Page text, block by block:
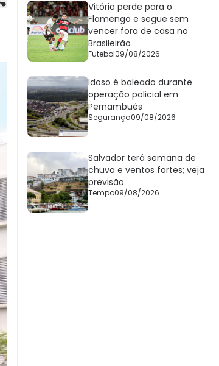
Vitória perde para o
Flamengo e segue sem
vencer fora de casa no
Brasileirão
Futebol09/08/2026
Idoso é baleado durante
operação policial em
Pernambués
Segurança09/08/2026
Salvador terá semana de
chuva e ventos fortes; veja
previsão
Tempo09/08/2026